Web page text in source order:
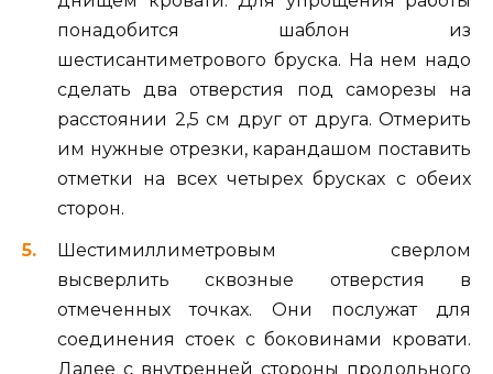
понадобится шаблон из
шестисантиметрового бруска. На нем надо
сделать два отверстия под саморезы на
расстоянии 2,5 см друг от друга. Отмерить
им нужные отрезки, карандашом поставить
отметки на всех четырех брусках с обеих
сторон.
Шестимиллиметровым сверлом
высверлить сквозные отверстия в
отмеченных точках. Они послужат для
соединения стоек с боковинами кровати.
Далее с внутренней стороны продольного